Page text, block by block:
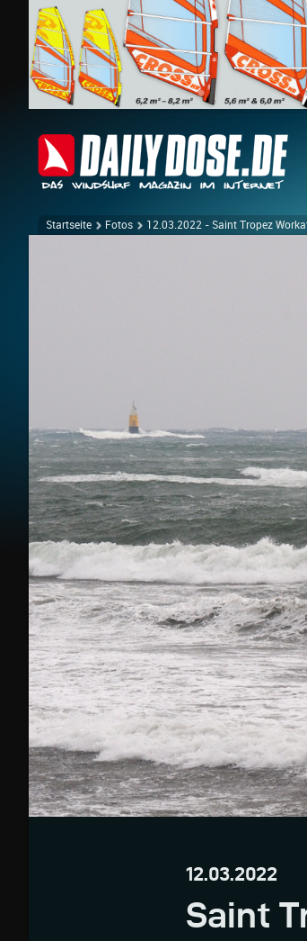
Startseite Fotos 12.03.2022 - Saint Tropez
12.03.2022
Saint